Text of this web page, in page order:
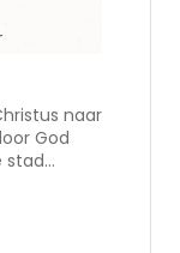
naar
God
stad
het drama